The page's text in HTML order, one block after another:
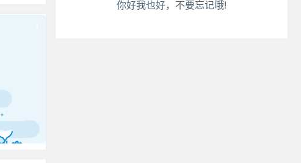
心情也舒畅了！
你好我也好，不要忘记哦!